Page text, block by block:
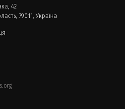
42
79011, Україна